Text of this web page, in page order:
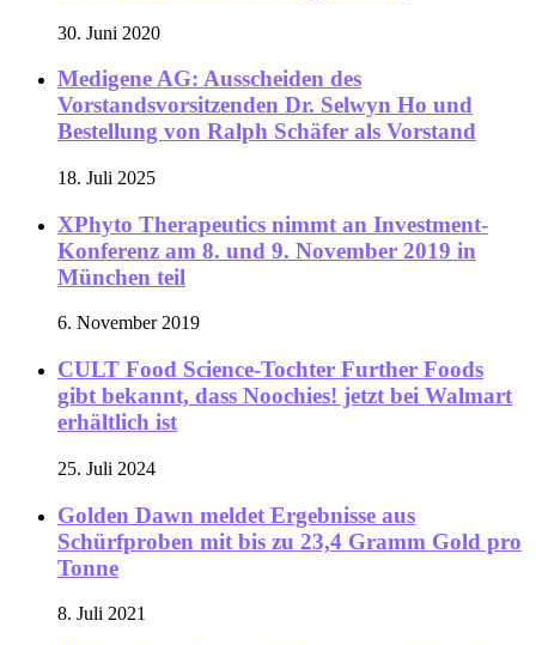
30. Juni 2020
Medigene AG: Ausscheiden des
Vorstandsvorsitzenden Dr. Selwyn Ho und
Bestellung von Ralph Schäfer als Vorstand
18. Juli 2025
XPhyto Therapeutics nimmt an Investment-
Konferenz am 8. und 9. November 2019 in
München teil
6. November 2019
CULT Food Science-Tochter Further Foods
gibt bekannt, dass Noochies! jetzt bei Walmart
erhältlich ist
25. Juli 2024
Golden Dawn meldet Ergebnisse aus
Schürfproben mit bis zu 23,4 Gramm Gold pro
Tonne
8. Juli 2021